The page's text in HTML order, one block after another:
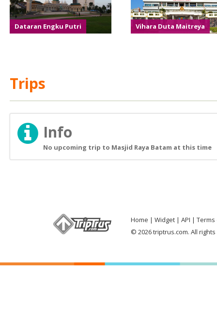
Dataran Engku Putri Vihara Duta Maitreya
Trips
Info
No upcoming trip to Masjid Raya Batam at this time
Home Widget API
Terms
© 2026 triptrus.com. All